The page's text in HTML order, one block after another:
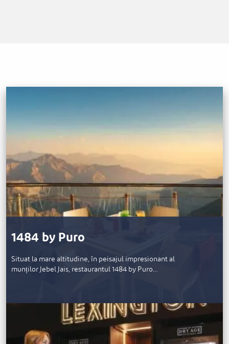
1484 by Puro
Situat la mare altitudine, în peisajul impresionant al
munților Jebel Jais, restaurantul 1484 by Puro…